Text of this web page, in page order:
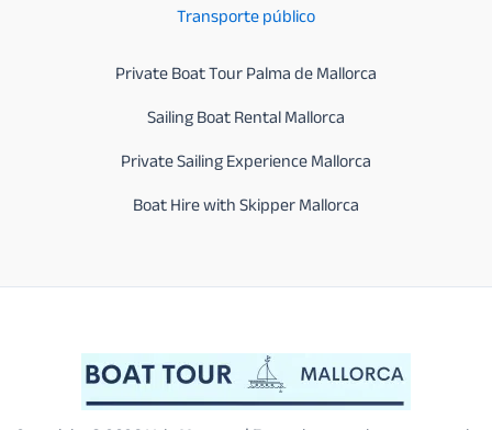
Transporte público
Private Boat Tour Palma de Mallorca
Sailing Boat Rental Mallorca
Private Sailing Experience Mallorca
Boat Hire with Skipper Mallorca